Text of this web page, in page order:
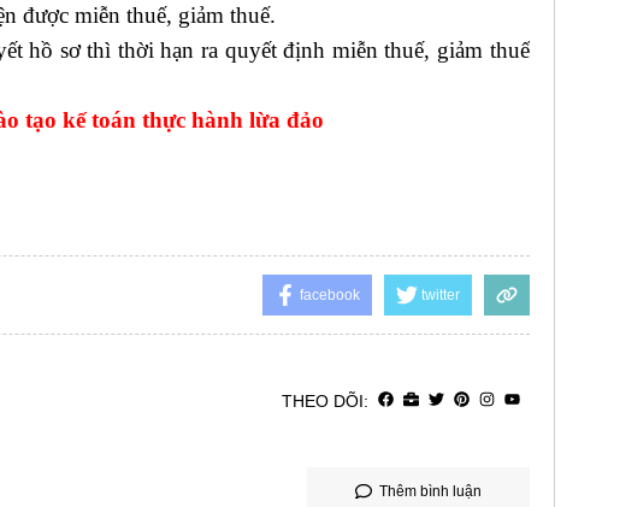
được miễn thuế, giảm thuế.
hồ sơ thì thời hạn ra quyết định miễn thuế, giảm thuế
tạo kế toán thực hành lừa đảo
facebook twitter
THEO DÕI:
Thêm bình luận